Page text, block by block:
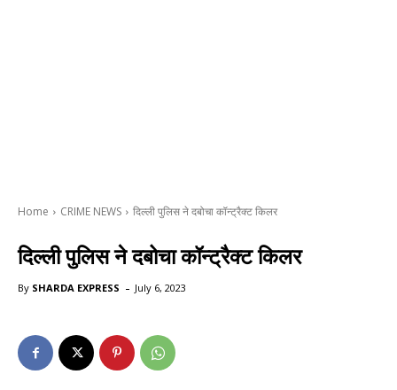
Home CRIME NEWS दिल्ली पुलिस ने दबोचा कॉन्ट्रैक्ट किलर
दिल्ली पुलिस ने दबोचा कॉन्ट्रैक्ट किलर
By SHARDA EXPRESS - July 6, 2023